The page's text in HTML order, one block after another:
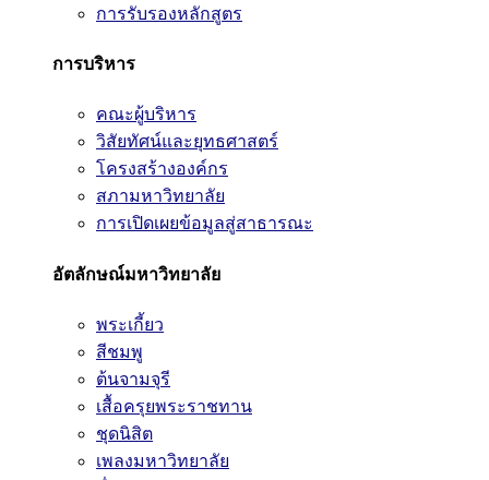
การรับรองหลักสูตร
การบริหาร
คณะผู้บริหาร
วิสัยทัศน์และยุทธศาสตร์
โครงสร้างองค์กร
สภามหาวิทยาลัย
การเปิดเผยข้อมูลสู่สาธารณะ
อัตลักษณ์มหาวิทยาลัย
พระเกี้ยว
สีชมพู
ต้นจามจุรี
เสื้อครุยพระราชทาน
ชุดนิสิต
เพลงมหาวิทยาลัย